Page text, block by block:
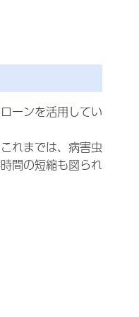
ーンを活用してい
れまでは、病害虫
間の短縮も図られ